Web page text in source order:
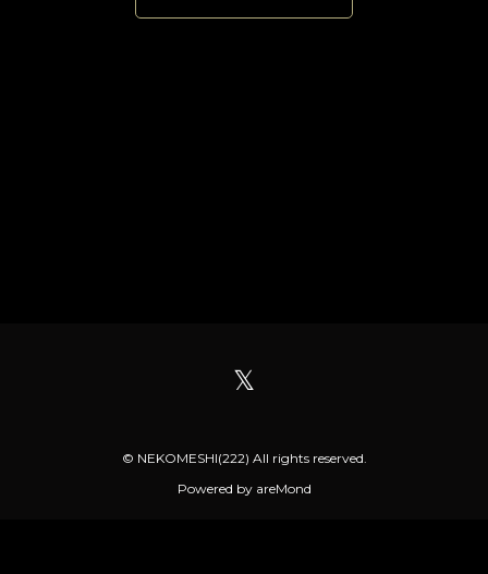
𝕏
© NEKOMESHI(222) All rights reserved.
Powered by areMond